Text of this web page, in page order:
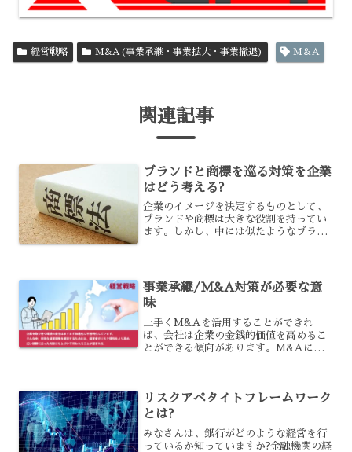
経営戦略 M&A(事業承継・事業拡大・事業撤退) M＆A
関連記事
ブランドと商標を巡る対策を企業
はどう考える?
企業のイメージを決定するものとして、
ブランドや商標は大きな役割を持ってい
ます。しかし、中には似たようなブラン
したブランドや商標を守る...
事業承継/M&A対策が必要な意
味
上手くM&Aを活用することができれ
ば、会社は企業の金銭的価値を高めるこ
とができる傾向があります。M&Aに積
らに企業価値向上とい...
リスクアペタイトフレームワーク
とは?
みなさんは、銀行がどのような経営を行
っているか知っていますか?金融機関の経